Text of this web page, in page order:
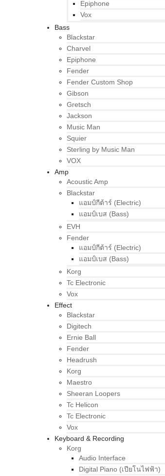
Epiphone
Vox
Bass
Blackstar
Charvel
Epiphone
Fender
Fender Custom Shop
Gibson
Gretsch
Jackson
Music Man
Squier
Sterling by Music Man
VOX
Amp
Acoustic Amp
Blackstar
แอมป์กีต้าร์ (Electric)
แอมป์เบส (Bass)
EVH
Fender
แอมป์กีต้าร์ (Electric)
แอมป์เบส (Bass)
Korg
Tc Electronic
Vox
Effect
Blackstar
Digitech
Ernie Ball
Fender
Headrush
Korg
Maestro
Sheeran Loopers
Tc Helicon
Tc Electronic
Vox
Keyboard & Recording
Korg
Audio Interface
Digital Piano (เปียโนไฟฟ้า)